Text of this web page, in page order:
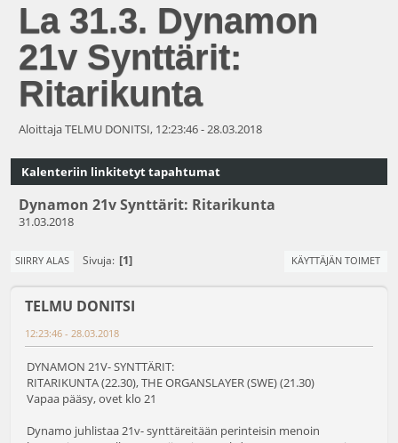
La 31.3. Dynamon
21v Synttärit:
Ritarikunta
Aloittaja TELMU DONITSI, 12:23:46 - 28.03.2018
Kalenteriin linkitetyt tapahtumat
Dynamon 21v Synttärit: Ritarikunta
31.03.2018
SIIRRY ALAS Sivuja 1 KÄYTTÄJÄN TOIMET
TELMU DONITSI
12:23:46 - 28.03.2018
DYNAMON 21V- SYNTTÄRIT:
RITARIKUNTA (22.30), THE ORGANSLAYER (SWE) (21.30)
Vapaa pääsy, ovet klo 21
Dynamo juhlistaa 21v- synttäreitään perinteisin menoin